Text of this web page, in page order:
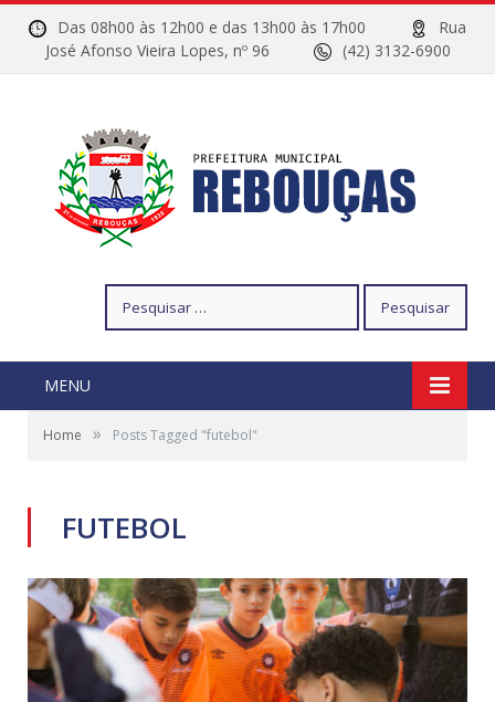
Das 08h00 às 12h00 e das 13h00 às 17h00
Rua
José Afonso Vieira Lopes, nº 96
(42) 3132-6900
por:
MENU
Home » Posts Tagged "futebol"
FUTEBOL